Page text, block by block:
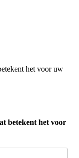
het voor uw
betekent het voor